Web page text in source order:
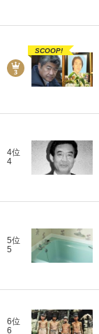
SCOOP!
4位
4
5位
5
6位
6